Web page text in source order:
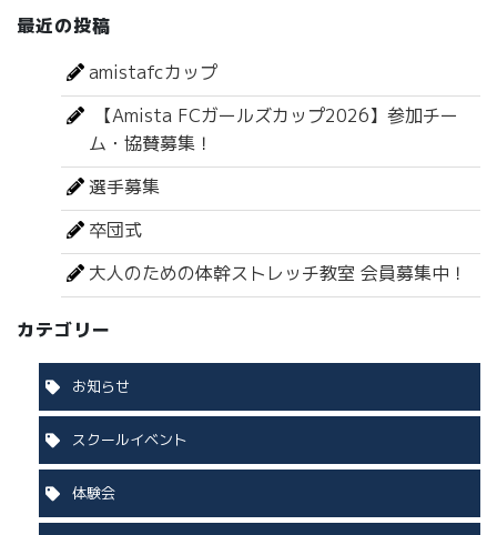
最近の投稿
amistafcカップ
【Amista FCガールズカップ2026】参加チー
ム・協賛募集！
選手募集
卒団式
大人のための体幹ストレッチ教室 会員募集中！
カテゴリー
お知らせ
スクールイベント
体験会